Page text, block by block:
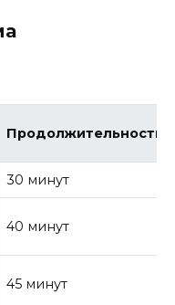
Продолжительность
30 минут
40 минут
45 минут